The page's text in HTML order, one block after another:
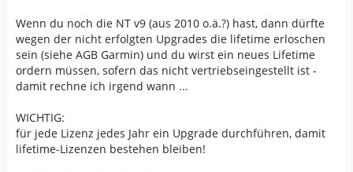
Wenn du noch die NT v9 (aus 2010 o.ä.?) hast, dann dürfte
wegen der nicht erfolgten Upgrades die lifetime erloschen
sein (siehe AGB Garmin) und du wirst ein neues Lifetime
ordern müssen, sofern das nicht vertriebseingestellt ist -
damit rechne ich irgend wann ...
WICHTIG:
für jede Lizenz jedes Jahr ein Upgrade durchführen, damit
lifetime-Lizenzen bestehen bleiben!